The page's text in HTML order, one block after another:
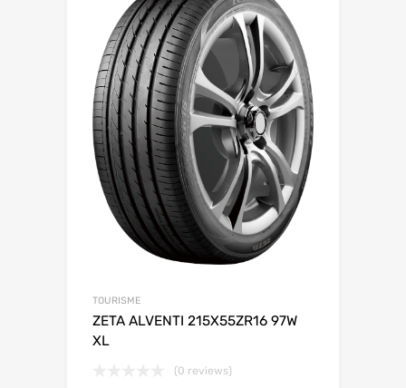
TOURISME
ZETA ALVENTI 215X55ZR16 97W
XL
(0 reviews)